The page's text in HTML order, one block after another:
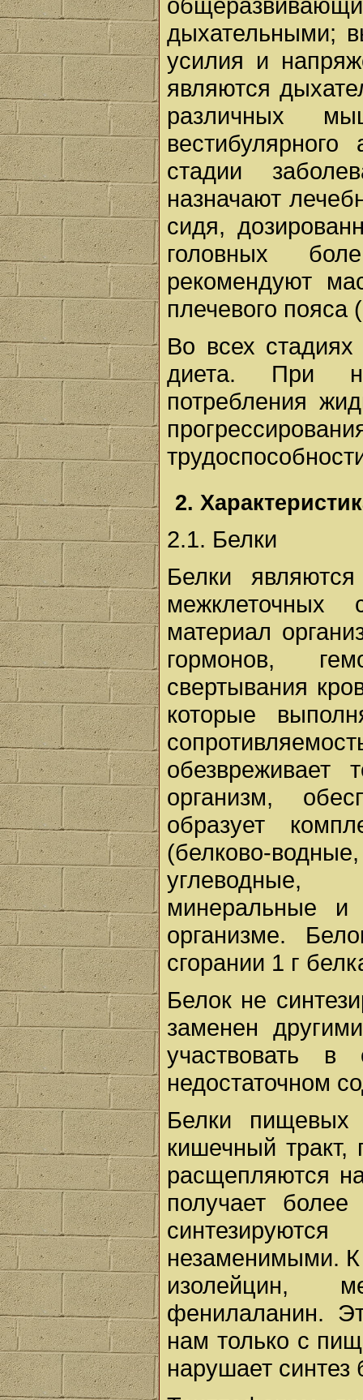
дыхательными;
усилия и
являются
различных
стадии
назначают
сидя,
головных
рекомендуют
плечевого пояса
Во всех
диета. При
потребления
2.
2.1. Белки
Белки
межклеточных
материал
гормонов,
свертывания
которые
обезвреживает
организм,
образует
(белково-
углеводные,
минеральные
организме.
сгорании 1 г
Белок не
заменен
участвовать
недостаточном
Белки пищевых
кишечный
расщепляются
получает
незаменимыми. К
изолейцин,
фенилаланин.
нам только с
нарушает синтез